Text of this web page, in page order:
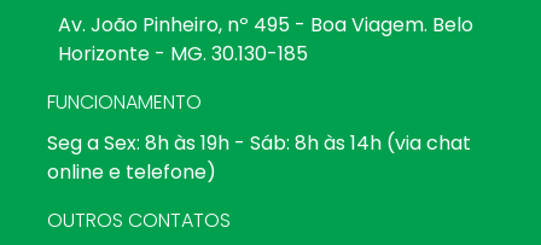
Av. João Pinheiro, nº 495 - Boa Viagem. Belo
Horizonte - MG. 30.130-185
FUNCIONAMENTO
Seg a Sex: 8h às 19h - Sáb: 8h às 14h (via chat
online e telefone)
OUTROS CONTATOS